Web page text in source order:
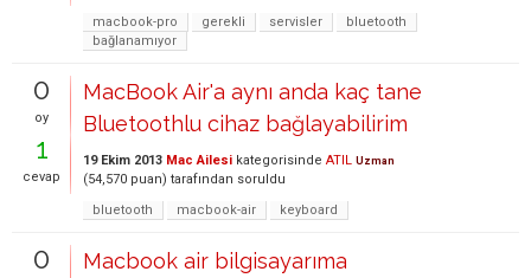
macbook-pro
gerekli servisler
bluetooth
bağlanamıyor
0
oy
1
cevap
MacBook Air'a aynı anda kaç tane
Bluetoothlu cihaz bağlayabilirim
19 Ekim 2013 Mac Ailesi kategorisinde ATIL Uzman
(54,570 puan) tarafından soruldu
bluetooth
macbook-air keyboard
0
Macbook air bilgisayarıma